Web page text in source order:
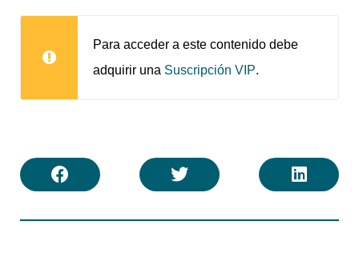
Para acceder a este contenido debe
adquirir una Suscripción VIP.